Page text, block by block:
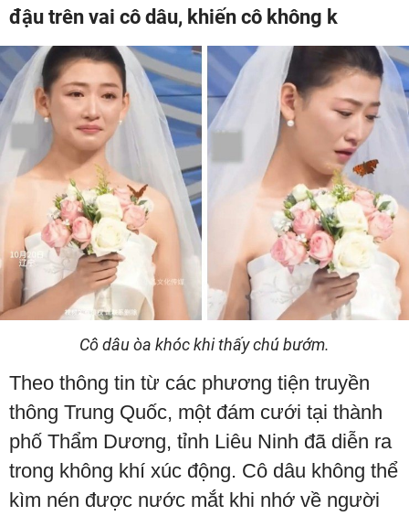
đậu trên vai cô dâu, khiến cô không k
Cô dâu òa khóc khi thấy chú bướm.
Theo thông tin từ các phương tiện truyền
thông Trung Quốc, một đám cưới tại thành
phố Thẩm Dương, tỉnh Liêu Ninh đã diễn ra
trong không khí xúc động. Cô dâu không thể
kìm nén được nước mắt khi nhớ về người